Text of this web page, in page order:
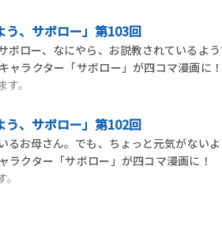
う、サボロー」第103回
ボロー、なにやら、お説教されているよ
ャラクター「サボロー」が四コマ漫画
。
う、サボロー」第102回
るお母さん。でも、ちょっと元気がない
ラクター「サボロー」が四コマ漫画に